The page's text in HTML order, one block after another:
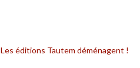
Les éditions Tautem déménagent !